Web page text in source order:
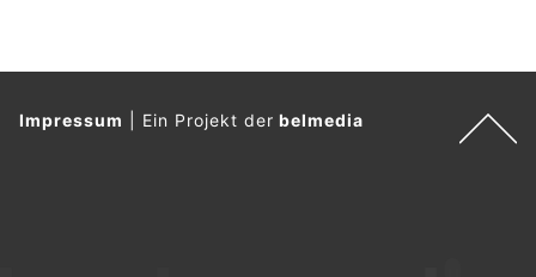
Impressum Ein Projekt derbelmedia